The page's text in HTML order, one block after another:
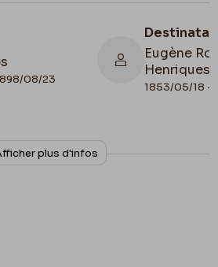
08/23
Eugène
Henriques
1853/05/18 -
Collationnage
Autographe
plus d'infos